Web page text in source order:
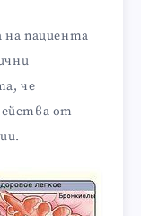
на пациента
че
от